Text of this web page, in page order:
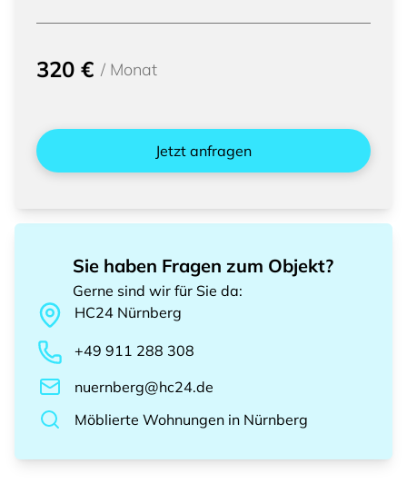
320 € / Monat
Jetzt anfragen
Sie haben Fragen zum Objekt?
Gerne sind wir für Sie da:
HC24 Nürnberg
+49 911 288 308
nuernberg@hc24.de
Möblierte Wohnungen in Nürnberg